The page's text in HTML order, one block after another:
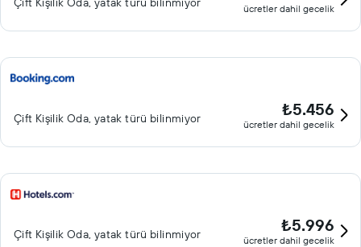
ücretler dahil gecelik
Çift ​Kişilik Oda, yatak türü bilinmiyor ₺5.456
ücretler dahil gecelik
Çift ​Kişilik Oda, yatak türü bilinmiyor ₺5.996
ücretler dahil gecelik